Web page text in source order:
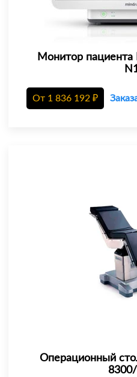
Монитор пациента
От 1 836 192 ₽
Операционный